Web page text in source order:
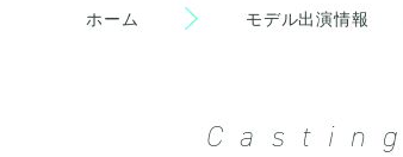
ホーム モデル出演情報